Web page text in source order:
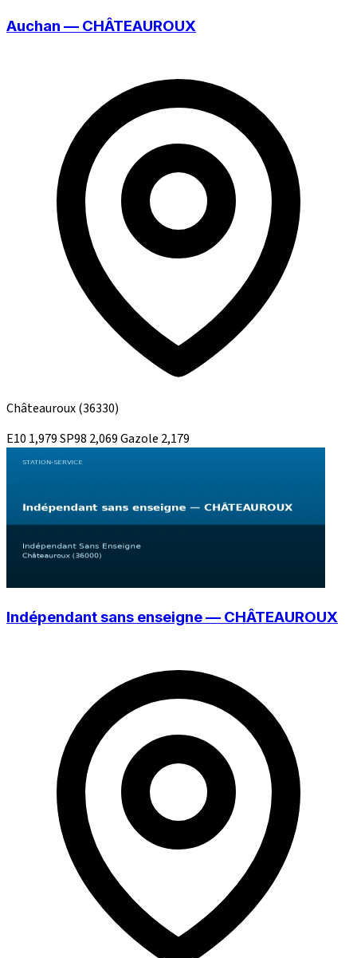
Auchan — CHÂTEAUROUX
Châteauroux(36330)
E10 1,979SP98 2,069Gazole 2,179
Indépendant sans enseigne — CHÂTEAUROUX